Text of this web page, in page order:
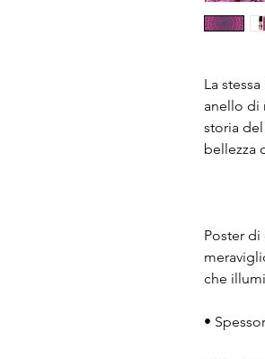
La
anello di
storia
bellezza
Poster di
che
•